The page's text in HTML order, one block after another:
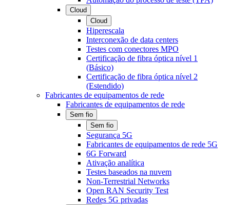
Cloud
Cloud
Hiperescala
Interconexão de data centers
Testes com conectores MPO
Certificação de fibra óptica nível 1
(Básico)
Certificação de fibra óptica nível 2
(Estendido)
Fabricantes de equipamentos de rede
Fabricantes de equipamentos de rede
Sem fio
Sem fio
Segurança 5G
Fabricantes de equipamentos de rede 5G
6G Forward
Ativação analítica
Testes baseados na nuvem
Non-Terrestrial Networks
Open RAN Security Test
Redes 5G privadas